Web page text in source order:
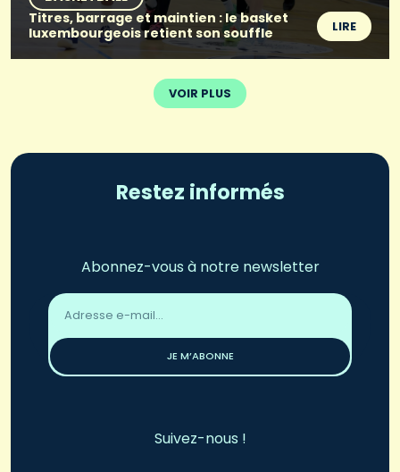
Titres, barrage et maintien : le basket
luxembourgeois retient son souffle
LIRE
VOIR PLUS
Restez informés
Abonnez-vous à notre newsletter
Adresse
email
JE M’ABONNE
Suivez-nous !